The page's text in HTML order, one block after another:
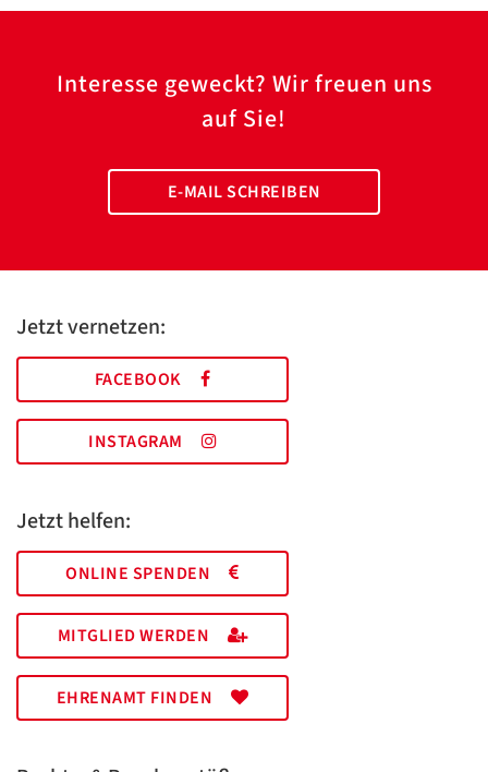
Interesse geweckt? Wir freuen uns
auf Sie!
E-MAIL SCHREIBEN
Jetzt vernetzen:
FACEBOOK
INSTAGRAM
Jetzt helfen:
ONLINE SPENDEN
MITGLIED WERDEN
EHRENAMT FINDEN